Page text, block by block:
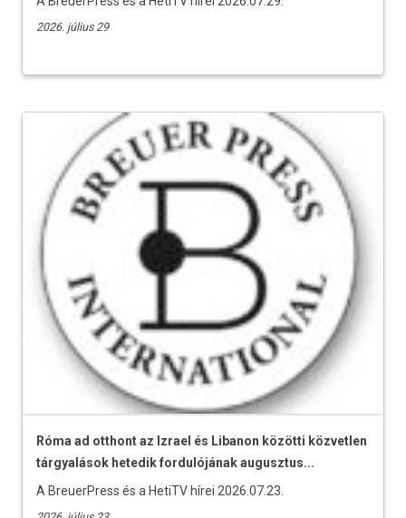
2026. július 29
Róma ad otthont az Izrael és Libanon közötti közvetlen
tárgyalások hetedik fordulójának augusztus...
A BreuerPress és a HetiTV hírei 2026.07.23.